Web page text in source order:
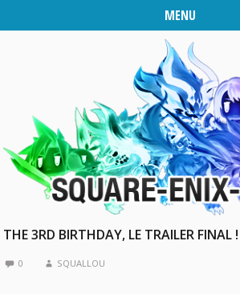
MENU
THE 3RD BIRTHDAY, LE TRAILER FINAL !
0 SQUALLOU